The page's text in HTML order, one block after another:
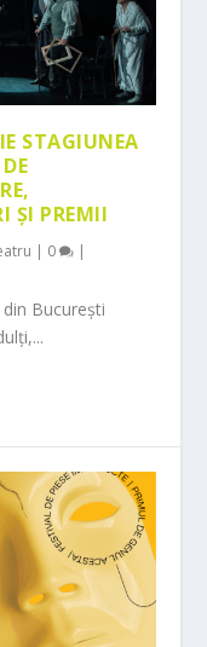
STAGIUNEA
ȘI PREMII
| 0 |
București